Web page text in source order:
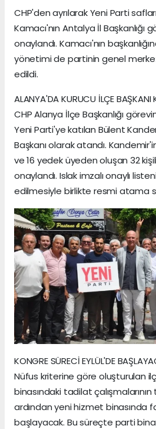
CHP'den ayrılarak Yeni Parti
Kamacı'nın Antalya İl Başkanlığı
onaylandı. Kamacı'nın
yönetimi de partinin genel
edildi.
ALANYA'DA KURUCU İLÇE BAŞKANI
CHP Alanya İlçe Başkanlığı
Yeni Parti'ye katılan Bülent
Başkanı olarak atandı.
ve 16 yedek üyeden oluşan 32
onaylandı. Islak imzalı onaylı
edilmesiyle birlikte resmi atama
KONGRE SÜRECİ EYLÜL'DE
Nüfus kriterine göre oluşturulan
binasındaki tadilat
ardından yeni hizmet binasında
başlayacak. Bu süreçte parti